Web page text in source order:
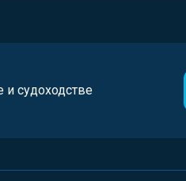
и судоходстве